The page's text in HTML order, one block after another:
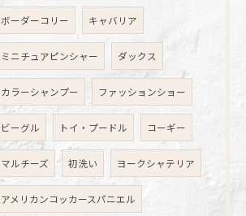
ボーダーコリー キャバリア
ミニチュアピンシャー ダックス
カラーシャンプー ファッションショー
ビーグル トイ・プードル コーギー
マルチーズ 初洗い ヨークシャテリア
アメリカンコッカースパニエル